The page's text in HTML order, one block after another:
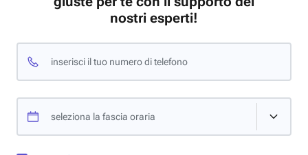
nostri esperti!
inserisci il tuo numero di telefono
seleziona la fascia oraria